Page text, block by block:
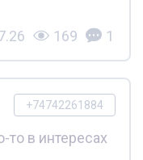
169 1
+74742261884
то в интересах